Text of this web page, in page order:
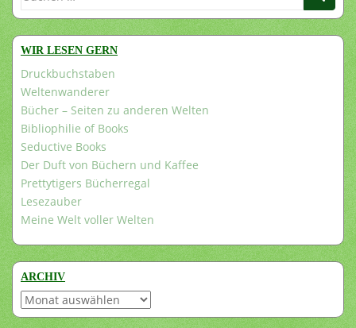
WIR LESEN GERN
Druckbuchstaben
Weltenwanderer
Bücher – Seiten zu anderen Welten
Bibliophilie of Books
Seductive Books
Der Duft von Büchern und Kaffee
Prettytigers Bücherregal
Lesezauber
Meine Welt voller Welten
ARCHIV
Archiv